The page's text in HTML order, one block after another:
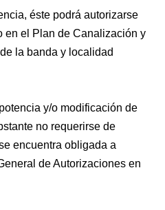
éste podrá autorizarse
en el Plan de Canalización y
la banda y localidad
y/o modificación de
no requerirse de
encuentra obligada a
de Autorizaciones en